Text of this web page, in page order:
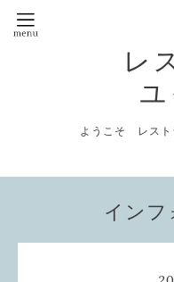
レ
ようこそ レス
インフ